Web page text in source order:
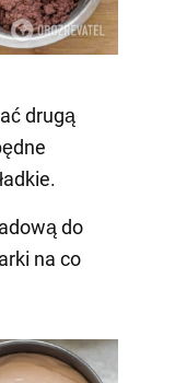
drugą
do
na co